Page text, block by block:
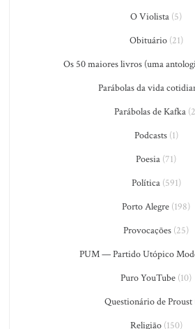
O Violista (5)
Obituário(21)
Os 50 maiores livros (uma
Parábolas da vida
Parábolas de Kafka
Podcasts(1)
Poesia (71)
Política(591)
Porto Alegre (198)
Provocações (25)
PUM — Partido Utópico
Puro YouTube (10)
Questionário de Proust
Religião(150)